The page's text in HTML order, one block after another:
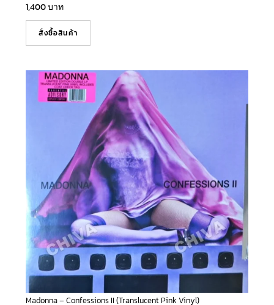
1,400บาท
สั่งซื้อสินค้า
Madonna – Confessions II (Translucent Pink Vinyl)